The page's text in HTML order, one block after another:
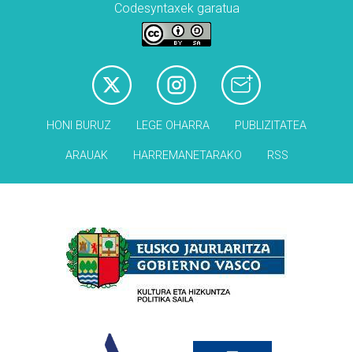
Codesyntaxek garatua
HONI BURUZ LEGE OHARRA PUBLIZITATEA
ARAUAK HARREMANETARAKO RSS